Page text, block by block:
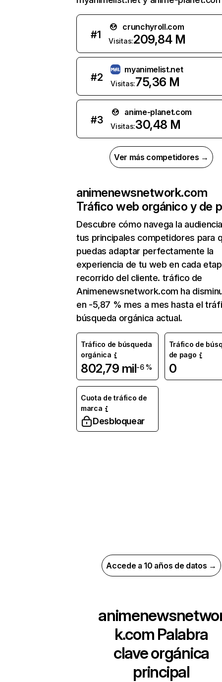
#1
crunchyroll.com
Visitas:209,84 M
#2
myanimelist.net
Visitas:75,36 M
#3
anime-planet.com
Visitas:30,48 M
Ver más competidores →
animenewsnetwork.com
Tráfico web orgánico y de
Descubre cómo navega la
tus principales competidores para
puedas adaptar perfectamente la
experiencia de tu web en cada
recorrido del cliente. tráfico de
Animenewsnetwork.com ha
en -5,87 % mes a mes hasta el
búsqueda orgánica actual.
Tráfico de búsqueda
orgánica
802,79 mil-6 %
Tráfico de
de pago
0
Cuota de tráfico de
marca
Desbloquear
Accede a 10 años de datos →
k.com Palabra
clave orgánica
principal